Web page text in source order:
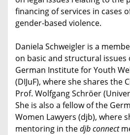
financing of services in cases
gender-based violence.
Daniela Schweigler is a
on basic and structural
German Institute for Youth
(DIJuF), where she shares the
Prof. Wolfgang Schröer
She is also a fellow of the
Women Lawyers (djb), where
mentoring in thedjb connect